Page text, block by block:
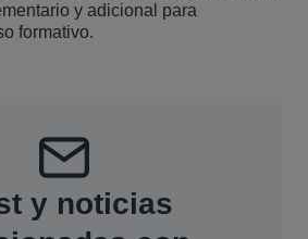
y adicional para
formativo.
y noticias